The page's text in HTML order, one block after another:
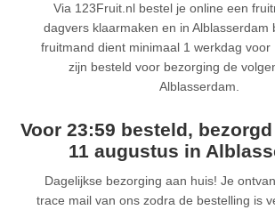
Via 123Fruit.nl bestel je online een
dagvers klaarmaken en in Alblasserdam
fruitmand dient minimaal 1 werkdag voor
zijn besteld voor bezorging de
Alblasserdam.
Voor 23:59 besteld,
11 augustus in
Dagelijkse bezorging aan huis! Je
trace mail van ons zodra de bestelling is